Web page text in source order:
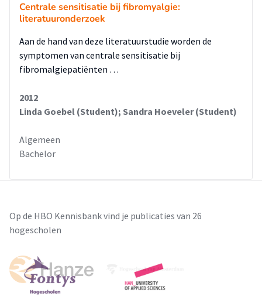
Centrale sensitisatie bij fibromyalgie:
literatuuronderzoek
Aan de hand van deze literatuurstudie worden de
symptomen van centrale sensitisatie bij
fibromalgiepatiënten …
2012
Linda Goebel (Student); Sandra Hoeveler (Student)
Algemeen
Bachelor
Op de HBO Kennisbank vind je publicaties van 26
hogescholen